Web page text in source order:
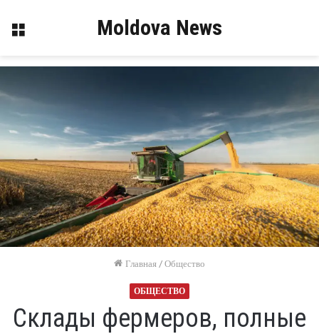
Меню Moldova News
Главная /Общество
ОБЩЕСТВО
Склады фермеров, полные